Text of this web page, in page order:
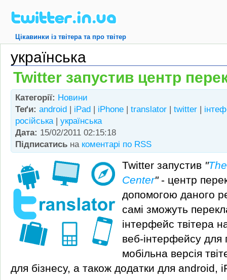
Цікавинки із твітера та про твітер
українська
Twitter запустив центр
Категорії: Новини
Теґи: android | iPad | iPhone | translator | twitter |
російська| українська
Дата: 15/02/2011 02:15:18
Підписатись на коментарі по RSS
Twitter запустив "
Center"- центр
допомогою даного
самі зможуть
інтерфейс твітера
веб-інтерфейсу для
мобільна версія
для бізнесу, а також додатки для android,